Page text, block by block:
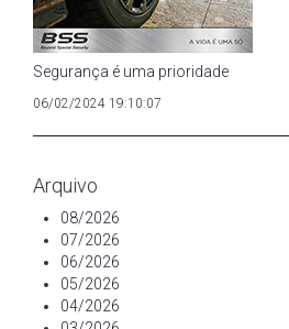
Segurança é uma prioridade
06/02/2024 19:10:07
Arquivo
08/2026
07/2026
06/2026
05/2026
04/2026